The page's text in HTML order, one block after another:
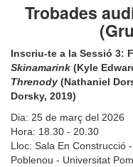
Trobades
Inscriu-te a la Sessió 3:
Skinamarink (Kyle
Threnody (Nathaniel
Dorsky, 2019)
Dia: 25 de març del 2026
Hora: 18.30 - 20.30
Lloc: Sala En Construcció
Poblenou - Universitat